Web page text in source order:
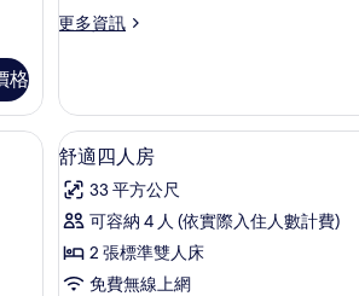
格
景
的
所
有
相
片
更多資訊
更
房,
城
市
觀
的
情
床單
顯
示
舒
適
四
舒適四
2
舒適四人房
33 平方公尺
可容納 4 人 (依實際入住人數計費)
2 張標準雙人床
免費無線上網